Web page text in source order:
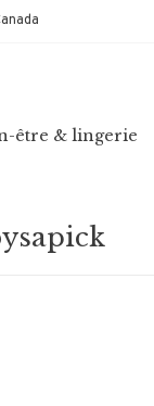
être & lingerie